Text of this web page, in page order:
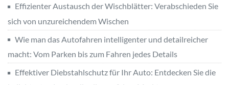
Effizienter Austausch der Wischblätter: Verabschieden Sie
sich von unzureichendem Wischen
Wie man das Autofahren intelligenter und detailreicher
macht: Vom Parken bis zum Fahren jedes Details
Effektiver Diebstahlschutz für Ihr Auto: Entdecken Sie die